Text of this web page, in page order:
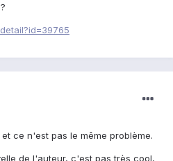
ce n'est pas le même problème.
de l'auteur, c'est pas très cool,